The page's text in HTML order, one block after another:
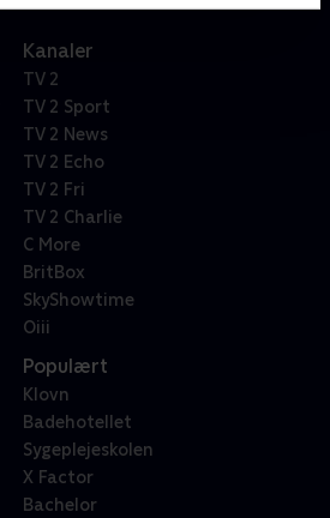
Kanaler
TV 2
TV 2 Sport
TV 2 News
TV 2 Echo
TV 2 Fri
TV 2 Charlie
C More
BritBox
SkyShowtime
Oiii
Populært
Klovn
Badehotellet
Sygeplejeskolen
X Factor
Bachelor